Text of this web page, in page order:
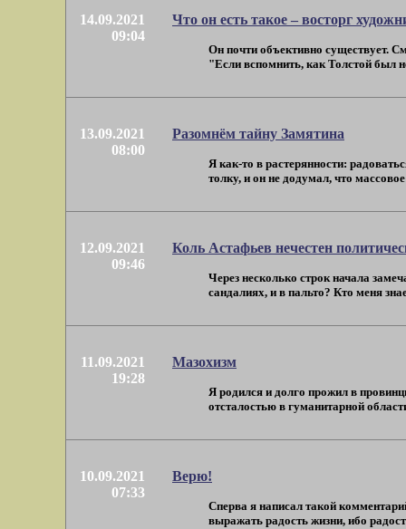
14.09.2021
09:04
Что он есть такое – восторг
Он почти объективно существует.
"Если вспомнить, как Толстой был
13.09.2021
08:00
Разомнём тайну Замятина
Я как-то в растерянности:
толку, и он не додумал, что
12.09.2021
09:46
Коль Астафьев нечестен
Через несколько строк начала
сандалиях, и в пальто? Кто меня
11.09.2021
19:28
Мазохизм
Я родился и долго прожил в
отсталостью в гуманитарной
10.09.2021
07:33
Верю!
Сперва я написал такой
выражать радость жизни, ибо